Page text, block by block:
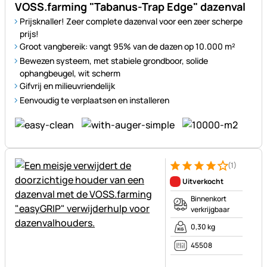
VOSS.farming "Tabanus-Trap Edge" dazenval
Prijsknaller! Zeer complete dazenval voor een zeer scherpe
prijs!
Groot vangbereik: vangt 95% van de dazen op 10.000 m²
Bewezen systeem, met stabiele grondboor, solide
ophangbeugel, wit scherm
Gifvrij en milieuvriendelijk
Eenvoudig te verplaatsen en installeren
Beoordeling: 4 van 5 (1
1 Bewertung
(1)
Uitverkocht
Binnenkort
verkrijgbaar
0,30 kg
45508